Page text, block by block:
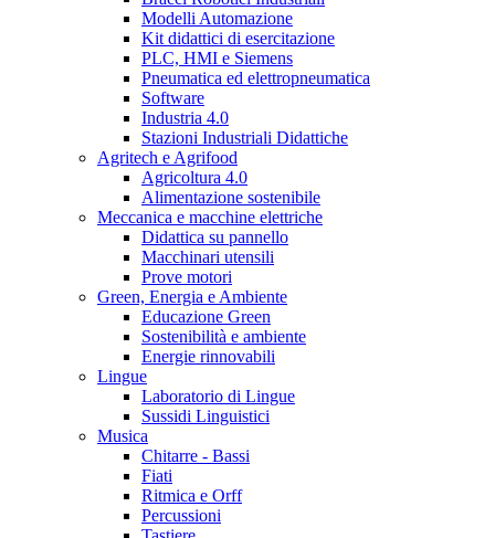
Modelli Automazione
Kit didattici di esercitazione
PLC, HMI e Siemens
Pneumatica ed elettropneumatica
Software
Industria 4.0
Stazioni Industriali Didattiche
Agritech e Agrifood
Agricoltura 4.0
Alimentazione sostenibile
Meccanica e macchine elettriche
Didattica su pannello
Macchinari utensili
Prove motori
Green, Energia e Ambiente
Educazione Green
Sostenibilità e ambiente
Energie rinnovabili
Lingue
Laboratorio di Lingue
Sussidi Linguistici
Musica
Chitarre - Bassi
Fiati
Ritmica e Orff
Percussioni